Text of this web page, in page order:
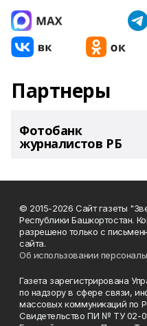
Партнеры
Фотобанк
журналистов РБ
© 2015-2026 Сайт газеты
Республики Башкортостан.
разрешено только с
сайта.
Об использовании
Газета зарегистрирована
по надзору в сфере связи,
массовых коммуникаций по
Свидетельство ПИ № ТУ 02-